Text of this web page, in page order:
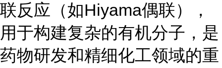
联反应（如Hiyama偶联），
用于构建复杂的有机分子，是
药物研发和精细化工领域的重